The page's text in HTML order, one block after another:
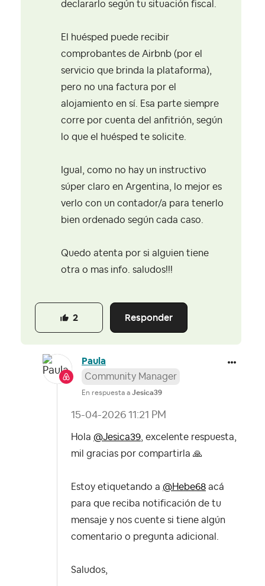
declararlo según tu situación fiscal.
El huésped puede recibir
comprobantes de Airbnb (por el
servicio que brinda la plataforma),
pero no una factura por el
alojamiento en sí. Esa parte siempre
corre por cuenta del anfitrión, según
lo que el huésped te solicite.
Igual, como no hay un instructivo
súper claro en Argentina, lo mejor es
verlo con un contador/a para tenerlo
bien ordenado según cada caso.
Quedo atenta por si alguien tiene
otra o mas info. saludos!!!
Responder
2
Paula
Community Manager
En respuesta a Jesica39
‎15-04-2026 11:21 PM
Hola @Jesica39, excelente respuesta,
mil gracias por compartirla 🙏
Estoy etiquetando a @Hebe68 acá
para que reciba notificación de tu
mensaje y nos cuente si tiene algún
comentario o pregunta adicional.
Saludos,